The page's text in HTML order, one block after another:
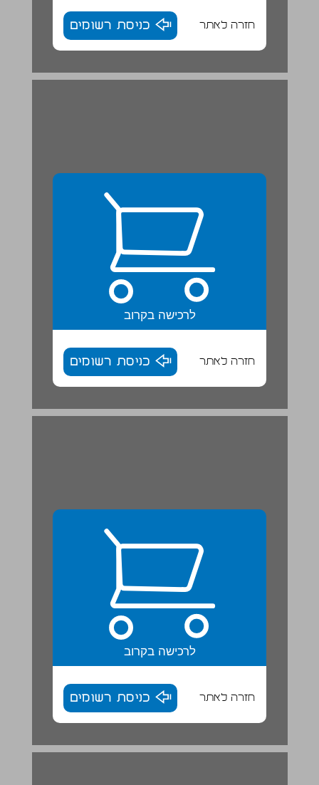
חזרה לאתר כניסת רשומים
לרכישה בקרוב
חזרה לאתר כניסת רשומים
לרכישה בקרוב
חזרה לאתר כניסת רשומים